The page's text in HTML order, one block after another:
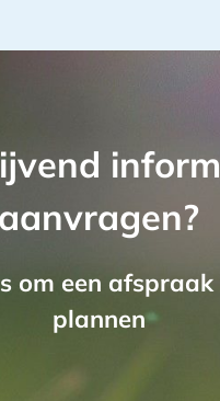
aanvragen?
om een afspraak
plannen